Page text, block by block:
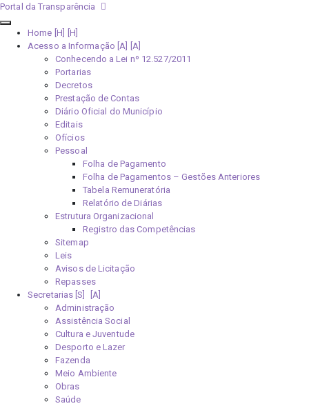
Portal da Transparência
Home [H]
Acesso a Informação [A]
Conhecendo a Lei nº 12.527/2011
Portarias
Decretos
Prestação de Contas
Diário Oficial do Município
Editais
Ofícios
Pessoal
Folha de Pagamento
Folha de Pagamentos – Gestões Anteriores
Tabela Remuneratória
Relatório de Diárias
Estrutura Organizacional
Registro das Competências
Sitemap
Leis
Avisos de Licitação
Repasses
Secretarias [S]
Administração
Assistência Social
Cultura e Juventude
Desporto e Lazer
Fazenda
Meio Ambiente
Obras
Saúde